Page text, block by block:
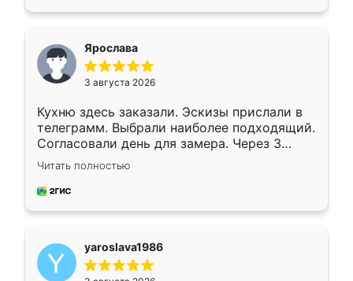
Ярослава
3 августа 2026
Кухню здесь заказали. Эскизы прислали в
телеграмм. Выбрали наиболее подходящий.
Согласовали день для замера. Через 3
недели кухня была уже готова. Остались
довольны работой. Спасибо Ренессанс
мебель за качественную работу!
Читать полностью
yaroslava1986